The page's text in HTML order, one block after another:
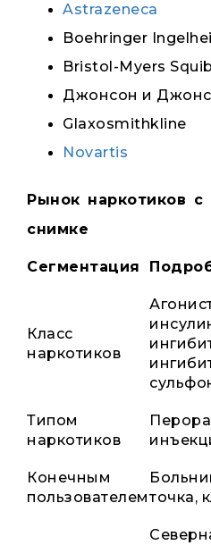
Astrazeneca
Boehringer
Bristol-Myers
Джонсон и
Glaxosmithkline
Novartis
Рынок наркотиков
снимке
Сегментация
Класс
наркотиков
Типом
наркотиков
Конечным
пользователемточка,